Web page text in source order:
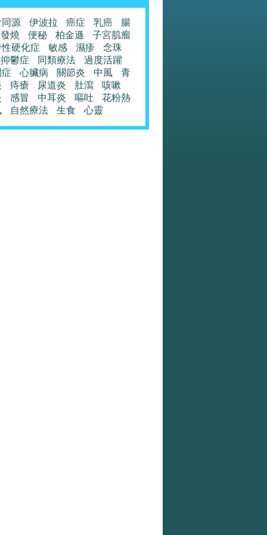
源 伊波拉 癌症 乳癌
腸
發燒
便秘 柏金遜
子宮肌瘤
硬化症
敏感 濕疹
念珠
抑鬱症
同類療法
過度活躍
心臟病 關節炎 中風
青
痔瘡 尿道炎 肚瀉
咳嗽
感冒 中耳炎 嘔吐
花粉熱
自然療法 生食 心靈